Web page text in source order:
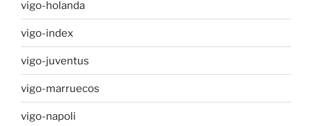
vigo-holanda
vigo-index
vigo-juventus
vigo-marruecos
vigo-napoli